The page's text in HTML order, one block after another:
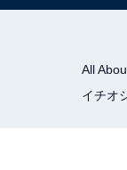
All
イチオ